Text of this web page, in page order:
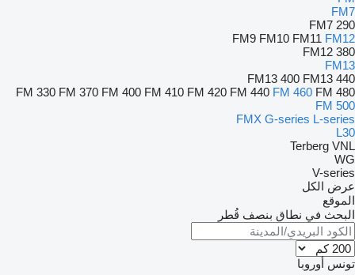
FM7
FM7 290
FM9 FM10 FM11 FM12
FM12 380
FM13
FM13 400 FM13 440
FM 330 FM 370 FM 400 FM 410 FM 420 FM 440 FM 460 FM 480
FM 500
FMX G-series L-series
L30
Terberg VNL
WG
V-series
عرض الكل
الموقع
البحث في نطاق بنصف قُطر
تونس أوروبا